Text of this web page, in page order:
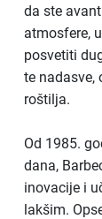
da ste
atmosfere,
posvetiti
te nadasve,
roštilja.
Od 1985.
dana,
inovacije i
lakšim.